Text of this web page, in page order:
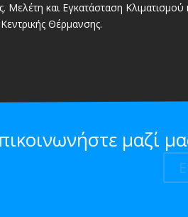
και Εγκατάσταση Κλιματισμού
Θέρμανσης.
μαζί